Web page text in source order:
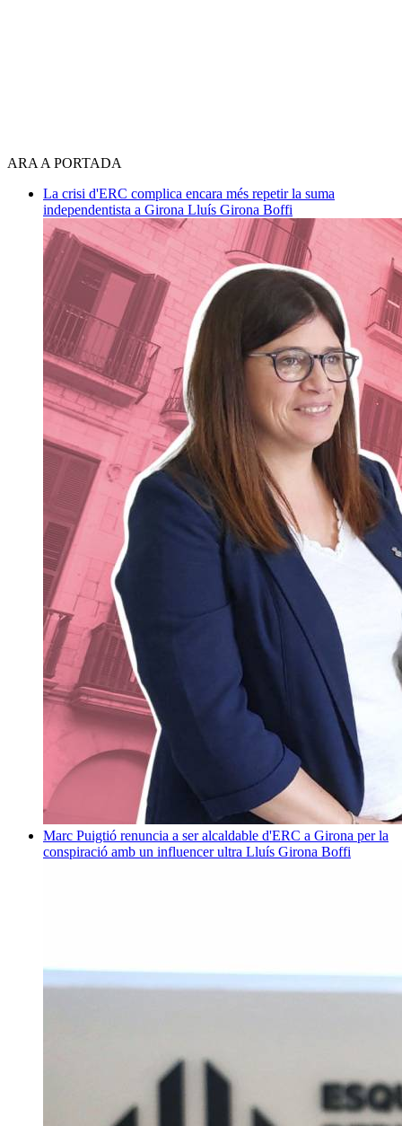
ARA A PORTADA
La crisi d'ERC complica encara més repetir la suma
independentista a Girona Lluís Girona Boffi
Marc Puigtió renuncia a ser alcaldable d'ERC a Girona per la
conspiració amb un influencer ultra Lluís Girona Boffi